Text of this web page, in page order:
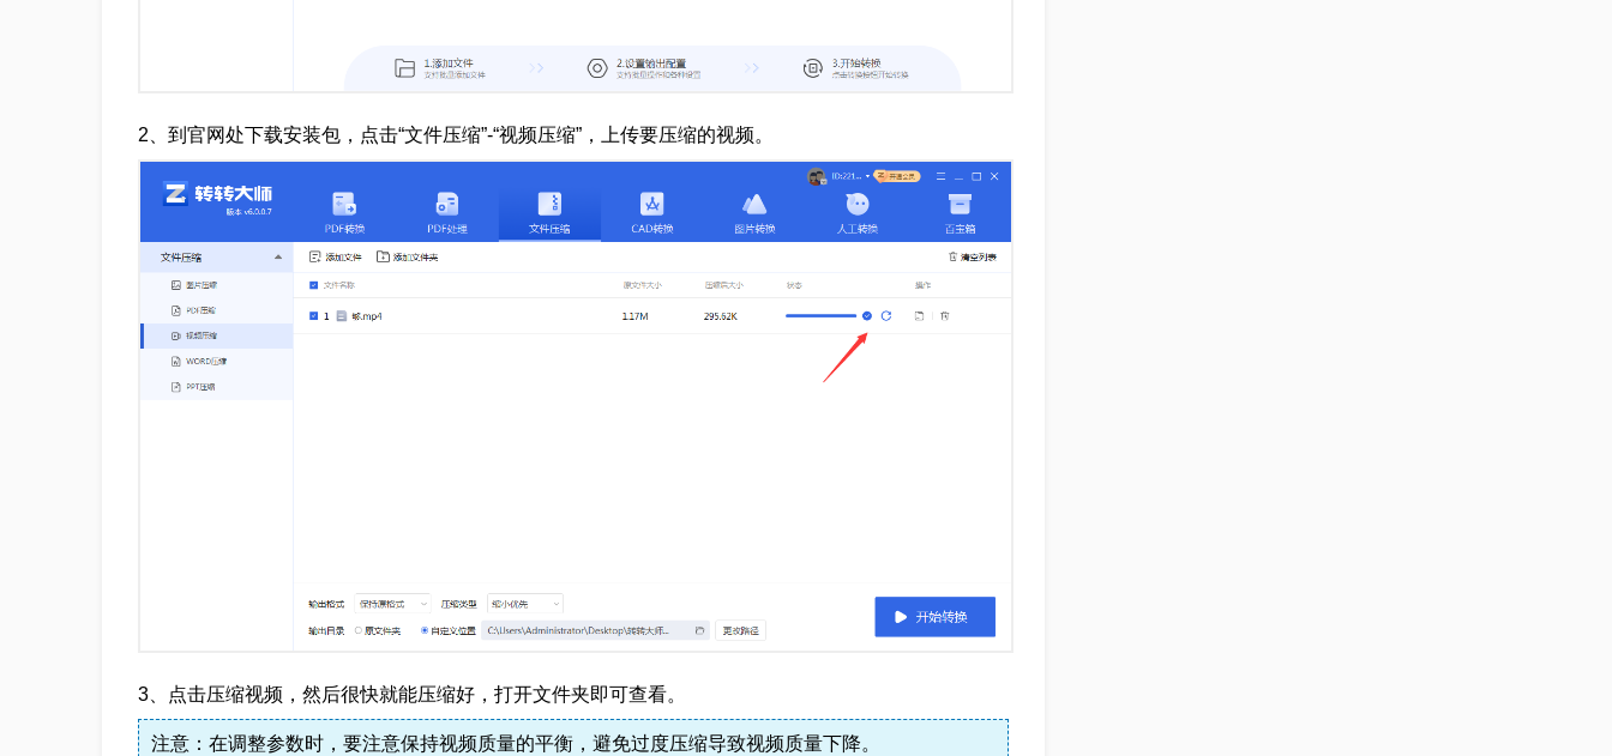
2、到官网处下载安装包，点击“文件压缩”-“视频压缩”，上传要压缩的视频。
3、点击压缩视频，然后很快就能压缩好，打开文件夹即可查看。
注意：在调整参数时，要注意保持视频质量的平衡，避免过度压缩导致视频质量下降。